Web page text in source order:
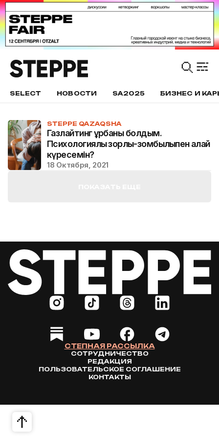
SELECT НОВОСТИ SA2025 БИЗНЕС И
STEPPE QAZAQSHA
Газлайтинг құрбаны болдым.
Психологиялық зорлық-зомбылықпен қалай
күресемін?
18 Октября, 2021
СТЕПНАЯ РАССЫЛКА
СОТРУДНИЧЕСТВО
РЕДАКЦИЯ
ПОЛЬЗОВАТЕЛЬСКОЕ СОГЛАШЕНИЕ
КОНТАКТЫ